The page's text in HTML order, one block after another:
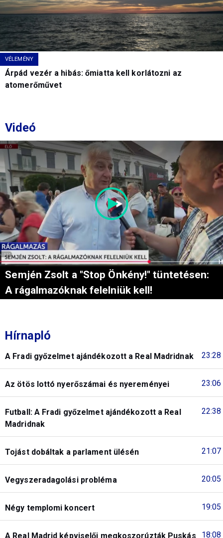
VÉLEMÉNY
Árpád vezér a hibás: őmiatta kell korlátozni az
atomerőművet
Videó
Semjén Zsolt a "Stop Önkény!" tüntetésen:
A rágalmazóknak felelniük kell!
Hírnapló
23:28
A Fradi győzelmet ajándékozott a Real Madridnak
23:06
Az ötös lottó nyerőszámai és nyereményei
22:38
Futball: A Fradi győzelmet ajándékozott a Real
Madridnak
21:07
Tojást dobáltak a parlament ülésén
20:05
Vegyszeradagolási probléma
19:05
Négy templomi koncert
18:08
A Real Madrid képviselői megkoszorúzták Puskás